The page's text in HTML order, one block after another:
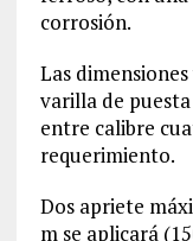
corrosión.
Las
varilla de
entre calibre
requerimiento.
Dos apriete
m se aplicará